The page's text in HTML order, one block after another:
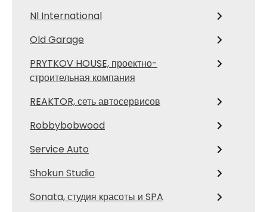
Nl International
Old Garage
PRYTKOV HOUSE, проектно-
строительная компания
REAKTOR, сеть автосервисов
Robbybobwood
Service Auto
Shokun Studio
Sonata, студия красоты и SPA